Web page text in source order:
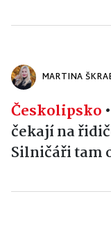
MARTINA
Českolipsko •
čekají na
Silničáři tam